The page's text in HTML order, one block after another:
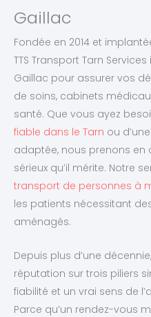
Gaillac
Fondée en 2014 et
TTS Transport Tarn
Gaillac pour assurer vos
de soins, cabinets
santé. Que vous ayez
fiable dans le Tarn ou
adaptée, nous prenons
sérieux qu’il mérite. Notre
transport de personnes à
les patients nécessitant
aménagés.
Depuis plus d’une
réputation sur trois piliers
fiabilité et un vrai sens de
Parce qu’un rendez-vous